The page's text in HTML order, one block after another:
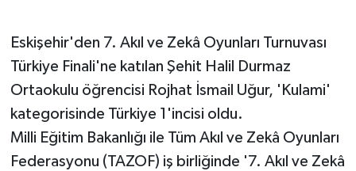
Eskişehir'den 7. Akıl ve Zekâ Oyunları Turnuvası
Türkiye Finali'ne katılan Şehit Halil Durmaz
Ortaokulu öğrencisi Rojhat İsmail Uğur, 'Kulami'
kategorisinde Türkiye 1'incisi oldu.
Milli Eğitim Bakanlığı ile Tüm Akıl ve Zekâ Oyunları
Federasyonu (TAZOF) iş birliğinde '7. Akıl ve Zekâ